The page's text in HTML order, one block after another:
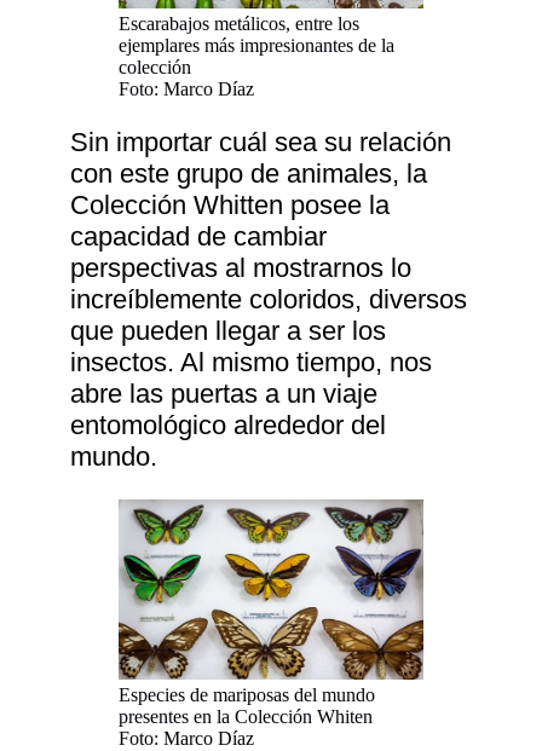
Escarabajos metálicos, entre los
ejemplares más impresionantes de la
colección
Foto: Marco Díaz
Sin importar cuál sea su relación
con este grupo de animales, la
Colección Whitten posee la
capacidad de cambiar
perspectivas al mostrarnos lo
increíblemente coloridos, diversos
que pueden llegar a ser los
insectos. Al mismo tiempo, nos
abre las puertas a un viaje
entomológico alrededor del
mundo.
Especies de mariposas del mundo
presentes en la Colección Whiten
Foto: Marco Díaz